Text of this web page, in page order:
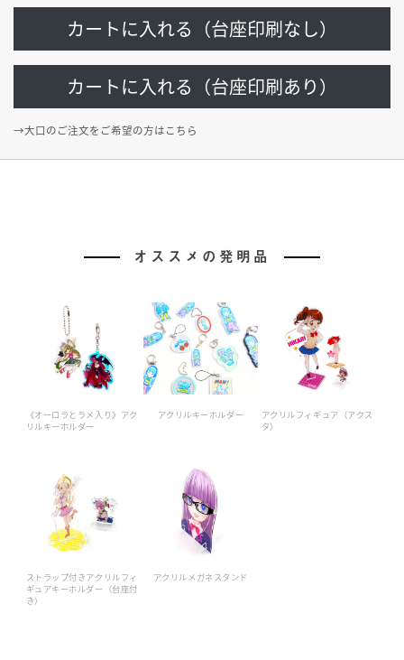
カートに入れる（台座印刷なし）
カートに入れる（台座印刷あり）
→大口のご注文をご希望の方はこちら
オススメの発明品
《オーロラとラメ入り》アク
リルキーホルダー
アクリルキーホルダー
アクリルフィギュア（アクス
タ）
ストラップ付きアクリルフィ
ギュアキーホルダー（台座付
き）
アクリルメガネスタンド